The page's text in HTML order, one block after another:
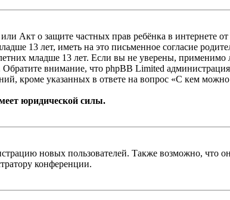
Акт о защите частных прав ребёнка в
13 лет, иметь на это письменное согласие
младше 13 лет. Если вы не уверены,
внимание, что phpBB Limited
кроме указанных в ответе на вопрос «С кем
юридической силы.
новых пользователей. Также возможно, что
конференции.